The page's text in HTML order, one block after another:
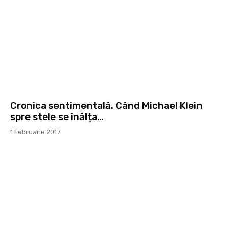
Cronica sentimentală. Când Michael Klein
spre stele se înălța…
1 Februarie 2017